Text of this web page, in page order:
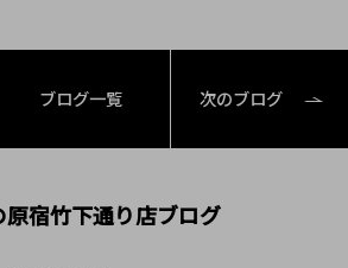
ブログ一覧 次のブログ
原宿竹下通り店ブログ